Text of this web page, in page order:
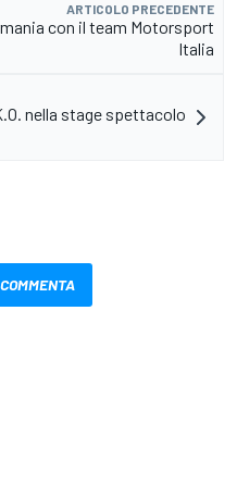
ARTICOLO PRECEDENTE
con il team Motorsport
Italia
nella stage spettacolo